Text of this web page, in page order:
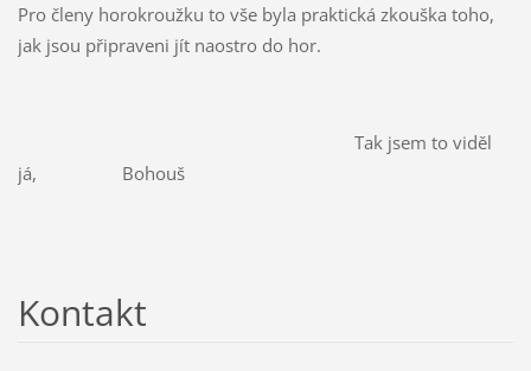
Pro členy horokroužku to vše byla praktická zkouška toho,
jak jsou připraveni jít naostro do hor.
Tak jsem to viděl
já, Bohouš
Kontakt